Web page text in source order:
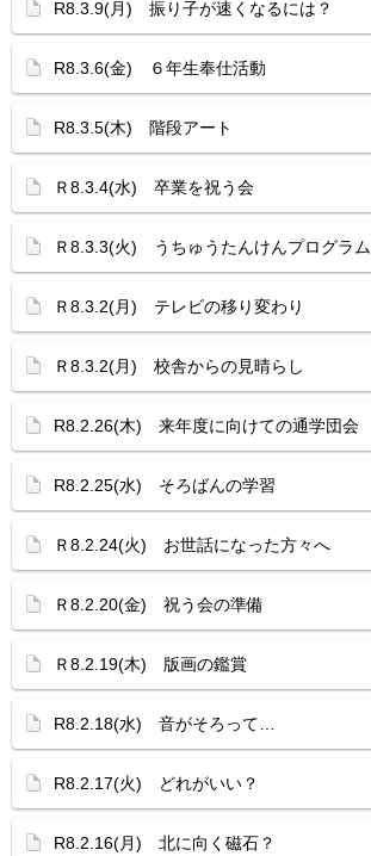
R8.3.9(月) 振り子が速くなるには？
R8.3.6(金) ６年生奉仕活動
R8.3.5(木) 階段アート
Ｒ8.3.4(水) 卒業を祝う会
Ｒ8.3.3(火) うちゅうたんけんプログラム
Ｒ8.3.2(月) テレビの移り変わり
Ｒ8.3.2(月) 校舎からの見晴らし
R8.2.26(木) 来年度に向けての通学団会
R8.2.25(水) そろばんの学習
Ｒ8.2.24(火) お世話になった方々へ
Ｒ8.2.20(金) 祝う会の準備
Ｒ8.2.19(木) 版画の鑑賞
R8.2.18(水) 音がそろって…
R8.2.17(火) どれがいい？
R8.2.16(月) 北に向く磁石？